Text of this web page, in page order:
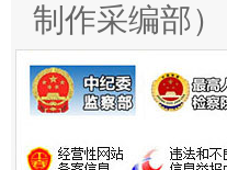
制作采编部）